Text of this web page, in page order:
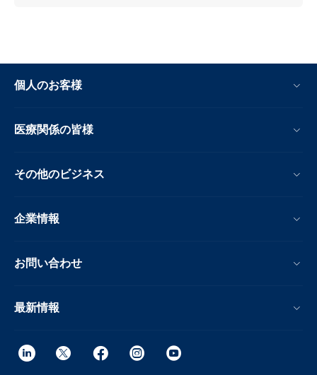
個人のお客様
医療関係の皆様
その他のビジネス
企業情報
お問い合わせ
最新情報